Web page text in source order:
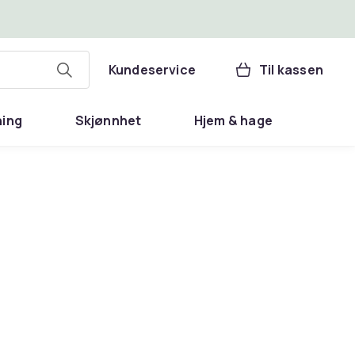
Kundeservice Til kassen
Skjønnhet Hjem & hage